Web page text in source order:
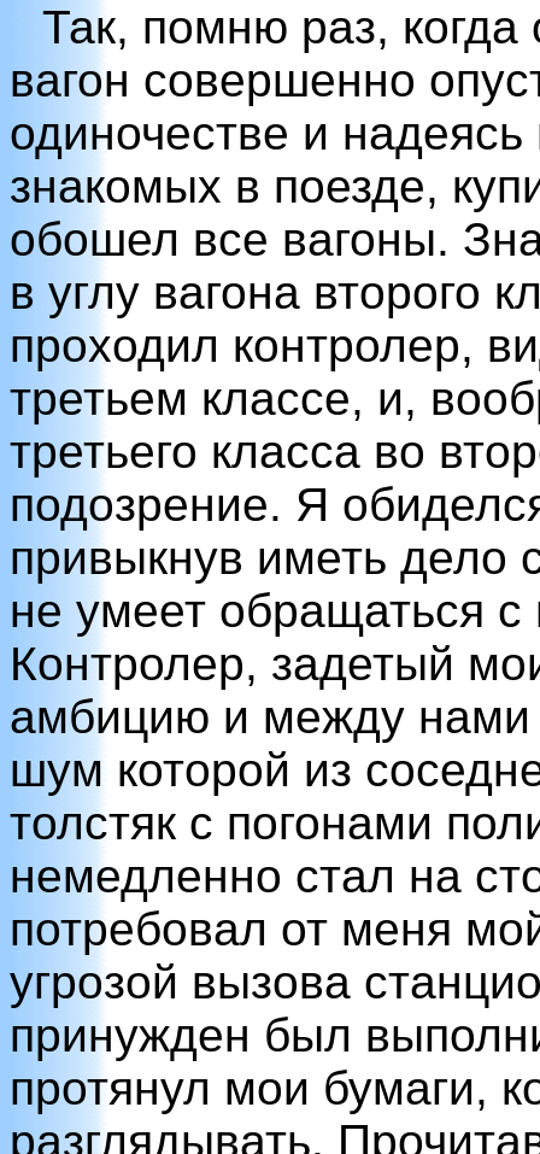
Так, помню раз,
вагон совершенно
одиночестве и надеясь
знакомых в поезде,
обошел все вагоны.
в углу вагона второго
проходил контролер,
третьем классе, и,
третьего класса во
подозрение. Я
привыкнув иметь дело
не умеет обращаться
Контролер, задетый
амбицию и между нами
шум которой из
толстяк с погонами
немедленно стал на
потребовал от меня
угрозой вызова
принужден был
протянул мои бумаги,
разглядывать.